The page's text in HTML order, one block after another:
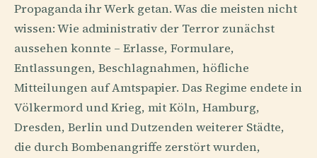
Propaganda ihr Werk getan. Was die meisten nicht
wissen: Wie administrativ der Terror zunächst
aussehen konnte – Erlasse, Formulare,
Entlassungen, Beschlagnahmen, höfliche
Mitteilungen auf Amtspapier. Das Regime endete in
Völkermord und Krieg, mit Köln, Hamburg,
Dresden, Berlin und Dutzenden weiterer Städte,
die durch Bombenangriffe zerstört wurden,